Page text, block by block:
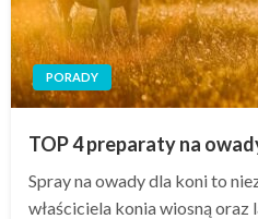
PORADY
TOP 4 preparaty na
Spray na owady dla koni to
właściciela konia wiosną oraz